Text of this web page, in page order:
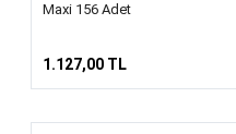
Maxi 156 Adet
1.127,00 TL